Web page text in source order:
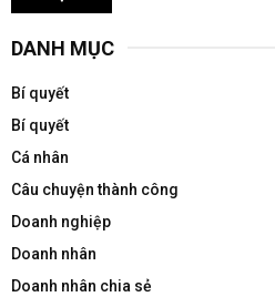
DANH MỤC
Bí quyết
Bí quyết
Cá nhân
Câu chuyện thành công
Doanh nghiệp
Doanh nhân
Doanh nhân chia sẻ